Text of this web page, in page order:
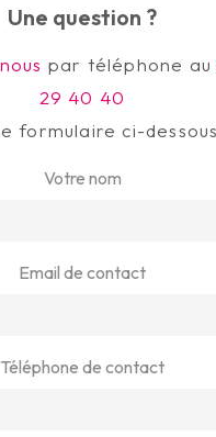
Une question ?
par téléphone
29 40 40
formulaire ci-
Votre nom
Email de contact
Téléphone de contact